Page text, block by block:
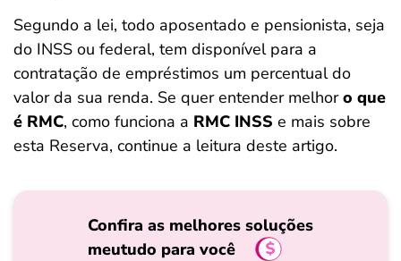
Segundo a lei, todo aposentado e pensionista, seja
do INSS ou federal, tem disponível para a
contratação de empréstimos um percentual do
valor da sua renda. Se quer entender melhoro que
é RMC, como funciona a RMC INSS e mais sobre
esta Reserva, continue a leitura deste artigo.
Confira as melhores soluções
meutudo para você